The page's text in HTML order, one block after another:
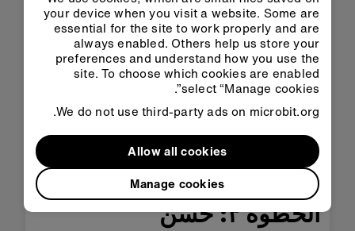
فتح الكود
في «كلاس
روم»
الإنتقال إلى
«ميك كود»
تنزيل الكود بصيغة HEX
الخطوة ٣: حسّن
your device when you visit a website. Some are
essential for the site to work properly and are
always enabled. Others help us store your
preferences and understand how you use the
site. To choose which cookies are enabled
select “Manage cookies”.
We do not use third-party ads on microbit.org.
Manage cookies
Allow all cookies